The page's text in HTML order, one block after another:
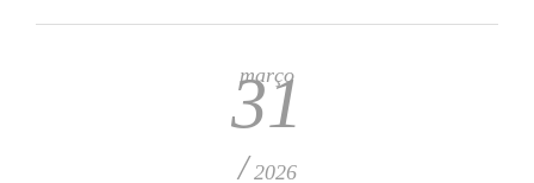
março
31
/ 2026